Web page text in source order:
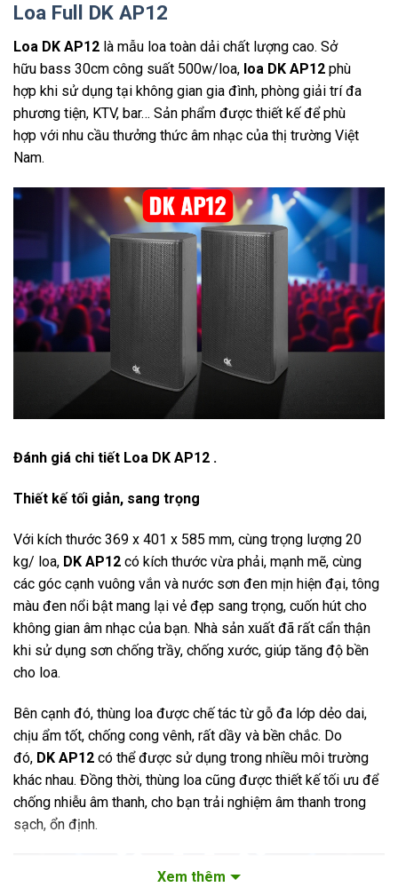
Loa Full DK AP12
Loa DK AP12 là mẫu loa toàn dải chất lượng cao. Sở
hữu bass 30cm công suất 500w/loa, loa DK AP12 phù
hợp khi sử dụng tại không gian gia đình, phòng giải trí đa
phương tiện, KTV, bar… Sản phẩm được thiết kế để phù
hợp với nhu cầu thưởng thức âm nhạc của thị trường Việt
Nam.
Đánh giá chi tiết Loa DK AP12 .
Thiết kế tối giản, sang trọng
Với kích thước 369 x 401 x 585 mm, cùng trọng lượng 20
kg/ loa, DK AP12 có kích thước vừa phải, mạnh mẽ, cùng
các góc cạnh vuông vắn và nước sơn đen mịn hiện đại, tông
màu đen nổi bật mang lại vẻ đẹp sang trọng, cuốn hút cho
không gian âm nhạc của bạn. Nhà sản xuất đã rất cẩn thận
khi sử dụng sơn chống trầy, chống xước, giúp tăng độ bền
cho loa.
Bên cạnh đó, thùng loa được chế tác từ gỗ đa lớp dẻo dai,
chịu ẩm tốt, chống cong vênh, rất dầy và bền chắc. Do
đó, DK AP12 có thể được sử dụng trong nhiều môi trường
khác nhau. Đồng thời, thùng loa cũng được thiết kế tối ưu để
chống nhiễu âm thanh, cho bạn trải nghiệm âm thanh trong
sạch, ổn định.
Xem thêm